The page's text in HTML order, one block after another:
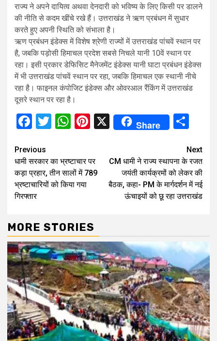
राज्य ने अपने दायित्व अथवा देनदारी को भविष्य के लिए किसी पर डालने
की नीति से कदम खींचे रखे हैं। उत्तराखंड ने ऋण प्रबंधन में सुधार
करते हुए अपनी स्थिति को संभाला है।
ऋण प्रबंधन इंडेक्स में विशेष श्रेणी राज्यों में उत्तराखंड पांचवें स्थान पर
है, जबकि पड़ोसी हिमाचल प्रदेश सबसे निचले यानी 10वें स्थान पर
रहा। इसी प्रकार डेफिसिट मैनेजमेंट इंडेक्स यानी घाटा प्रबंधन इंडेक्स
में भी उत्तराखंड पांचवें स्थान पर रहा, जबकि हिमाचल एक स्थानी नीचे
रहा है। फाइनल कंपोजिट इंडेक्स और ओवरआल रैंकिंग में उत्तराखंड
दूसरे स्थान पर रहा है।
Facebook
Twitter
WhatsApp
Pinterest
X Share
Continue
Reading
Previous
धामी सरकार का भ्रष्टाचार पर
कड़ा प्रहार, तीन सालों में 789
भ्रष्टाचारियों को किया गया
गिरफ्तार
Next
CM धामी ने राज्य स्थापना के रजत
जयंती कार्यक्रमों को लेकर की
बैठक, कहा- PM के मार्गदर्शन में नई
ऊंचाइयों को छू रहा उत्तराखंड
MORE STORIES